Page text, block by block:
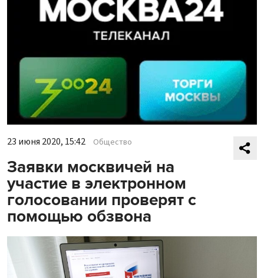
23 июня 2020, 15:42 Общество
Заявки москвичей на
участие в электронном
голосовании проверят с
помощью обзвона